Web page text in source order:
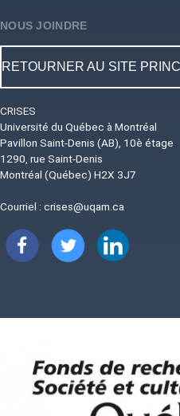
NOUS JOINDRE
RETOURNER AU SITE
CRISES
Université du Québec à Montréal
Pavillon Saint-Denis (AB), 10è étage
1290, rue Saint-Denis
Montréal (Québec) H2X 3J7
Courriel : crises@uqam.ca
Image Image Image